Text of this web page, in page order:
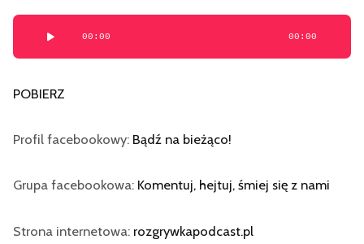
Odtwarzacz
plików
00:00 00:00
POBIERZ
Profil facebookowy: Bądź na bieżąco!
Grupa facebookowa: Komentuj, hejtuj, śmiej się z nami
Strona internetowa: rozgrywkapodcast.pl